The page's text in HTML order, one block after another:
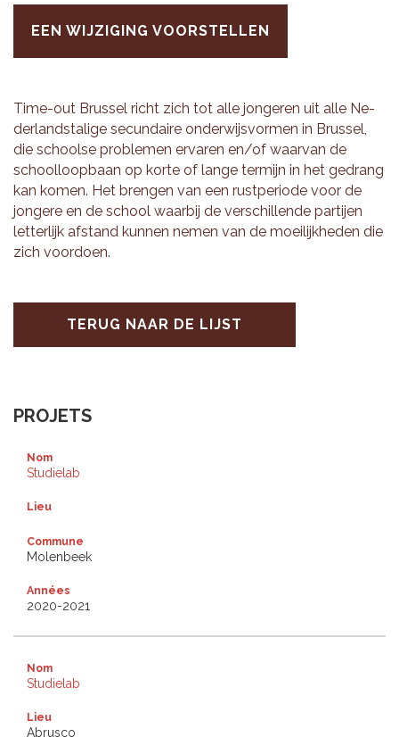
EEN WIJZIGING VOORSTELLEN
Time-out Brus­sel richt zich tot alle jon­ge­ren uit alle Ne­
der­lands­ta­li­ge se­cun­dai­re on­der­wijs­vor­men in Brus­sel,
die school­se pro­ble­men er­va­ren en/of waar­van de
school­loop­baan op korte of lange ter­mijn in het ge­drang
kan komen. Het bren­gen van een rust­pe­ri­o­de voor de
jon­ge­re en de school waar­bij de ver­schil­len­de par­tij­en
let­ter­lijk af­stand kun­nen nemen van de moei­lijk­he­den die
zich voor­doen.
TERUG NAAR DE LIJST
PROJETS
Nom
Studielab
Lieu
Commune
Molenbeek
Années
2020-2021
Nom
Studielab
Lieu
Abrusco